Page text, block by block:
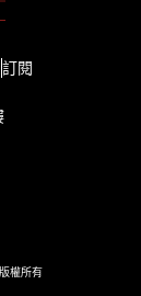
訂閱
權所有